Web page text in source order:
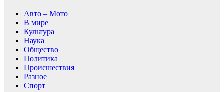
Авто – Мото
В мире
Культура
Наука
Общество
Политика
Происшествия
Разное
Спорт